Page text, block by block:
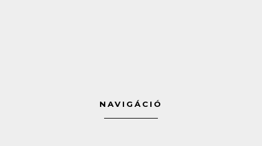
NAVIGÁCIÓ